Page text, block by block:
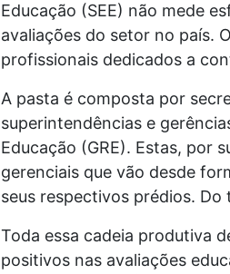
Educação (SEE) não mede
avaliações do setor no país.
profissionais dedicados a
A pasta é composta por
superintendências e
Educação (GRE). Estas, por
gerenciais que vão desde
seus respectivos prédios.
Toda essa cadeia produtiva
positivos nas avaliações